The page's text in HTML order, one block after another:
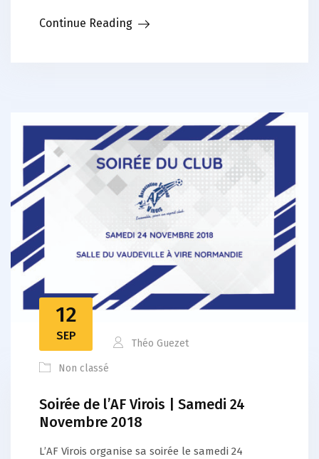
Continue Reading
12
SEP
Théo Guezet
Non classé
Soirée de l’AF Virois | Samedi 24
Novembre 2018
L’AF Virois organise sa soirée le samedi 24